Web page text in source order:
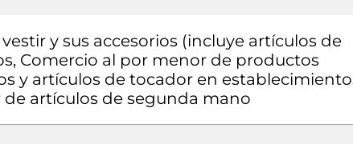
y sus accesorios (incluye artículos de
Comercio al por menor de productos
y artículos de tocador en
artículos de segunda mano